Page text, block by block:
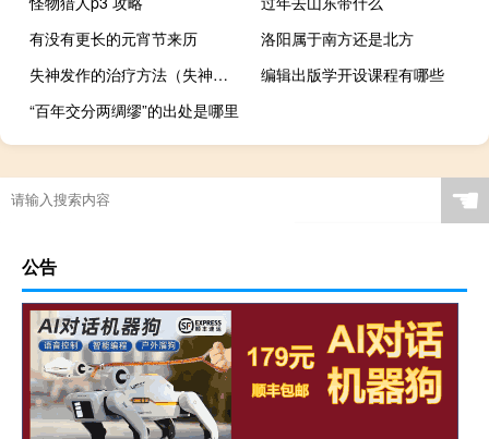
有没有更长的元宵节来历
洛阳属于南方还是北方
失神发作的治疗方法（失神发作怎么办）
编辑出版学开设课程有哪些
“百年交分两绸缪”的出处是哪里
☚
公告